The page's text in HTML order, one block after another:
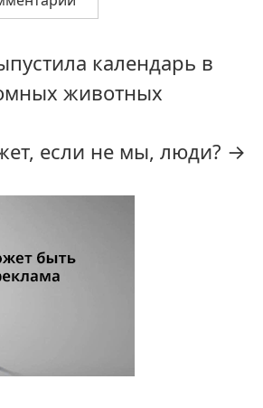
календарь в
животных
если не мы, люди? →